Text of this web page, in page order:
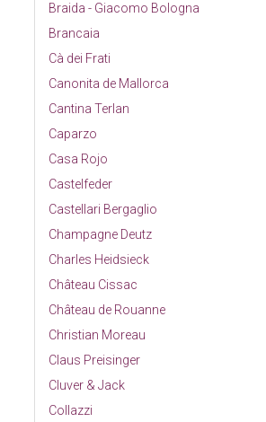
Braida - Giacomo Bologna
Brancaia
Cà dei Frati
Canonita de Mallorca
Cantina Terlan
Caparzo
Casa Rojo
Castelfeder
Castellari Bergaglio
Champagne Deutz
Charles Heidsieck
Château Cissac
Château de Rouanne
Christian Moreau
Claus Preisinger
Cluver & Jack
Collazzi